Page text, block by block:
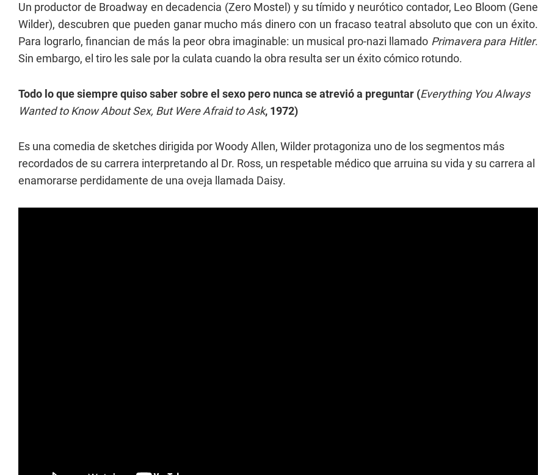
Un productor de Broadway en decadencia (Zero Mostel) y su tímido y neurótico contador, Leo Bloom (Gene
Wilder), descubren que pueden ganar mucho más dinero con un fracaso teatral absoluto que con un éxito.
Para lograrlo, financian de más la peor obra imaginable: un musical pro-nazi llamado Primavera para Hitler.
Sin embargo, el tiro les sale por la culata cuando la obra resulta ser un éxito cómico rotundo.
Todo lo que siempre quiso saber sobre el sexo pero nunca se atrevió a preguntar (Everything You Always
Wanted to Know About Sex, But Were Afraid to Ask, 1972)
Es una comedia de sketches dirigida por Woody Allen, Wilder protagoniza uno de los segmentos más
recordados de su carrera interpretando al Dr. Ross, un respetable médico que arruina su vida y su carrera al
enamorarse perdidamente de una oveja llamada Daisy.